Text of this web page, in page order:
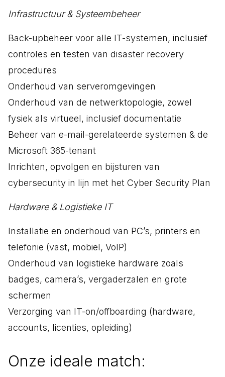
Infrastructuur & Systeembeheer
Back-upbeheer voor alle IT-systemen, inclusief
controles en testen van disaster recovery
procedures
Onderhoud van serveromgevingen
Onderhoud van de netwerktopologie, zowel
fysiek als virtueel, inclusief documentatie
Beheer van e-mail-gerelateerde systemen & de
Microsoft 365-tenant
Inrichten, opvolgen en bijsturen van
cybersecurity in lijn met het Cyber Security Plan
Hardware & Logistieke IT
Installatie en onderhoud van PC’s, printers en
telefonie (vast, mobiel, VoIP)
Onderhoud van logistieke hardware zoals
badges, camera’s, vergaderzalen en grote
schermen
Verzorging van IT-on/offboarding (hardware,
accounts, licenties, opleiding)
Onze ideale match: